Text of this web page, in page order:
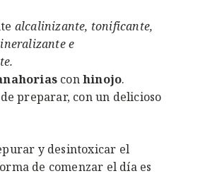
alcalinizante, tonificante,
e
conhinojo.
preparar, con un delicioso
y desintoxicar el
de comenzar el día es